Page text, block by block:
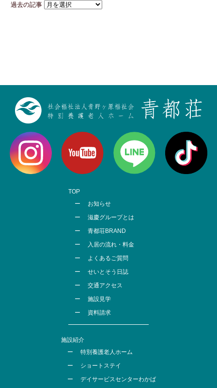
過去の記事
TOP
お知らせ
滋慶グループとは
青都荘BRAND
入居の流れ・料金
よくあるご質問
せいとそう日誌
交通アクセス
施設見学
資料請求
施設紹介
特別養護老人ホーム
ショートステイ
デイサービスセンターわかば